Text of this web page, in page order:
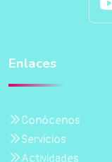
Enlaces
Conócenos
Servicios
Actividades